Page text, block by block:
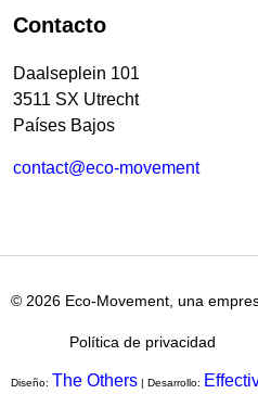
Contacto
Daalseplein 101
3511 SX Utrecht
Países Bajos
contact@eco-movement
© 2026 Eco-Movement, una
Política de privacidad
Diseño: The Others | Desarrollo: